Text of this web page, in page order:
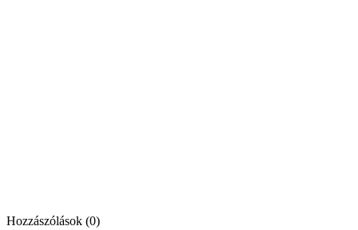
Hozzászólások (0)